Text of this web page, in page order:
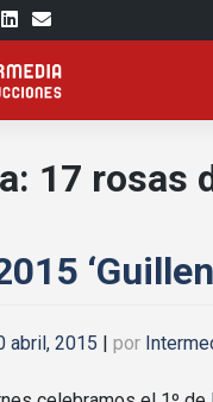
17 rosas
abril, 2015 por